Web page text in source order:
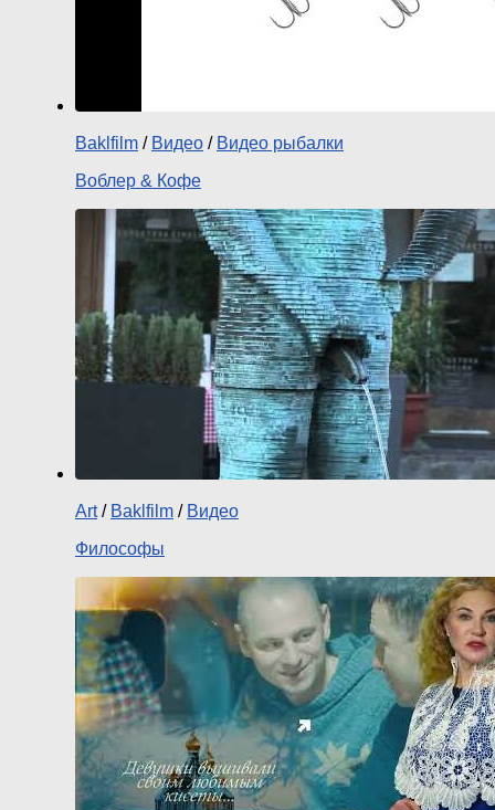
Baklfilm / Видео / Видео рыбалки
Воблер & Кофе
Art/ Baklfilm / Видео
Философы